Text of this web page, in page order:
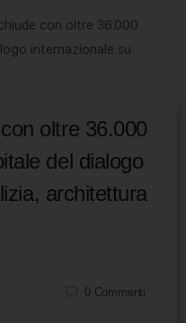
con oltre 36.000
internazionale su
oltre 36.000
del dialogo
architettura
0 Commenti